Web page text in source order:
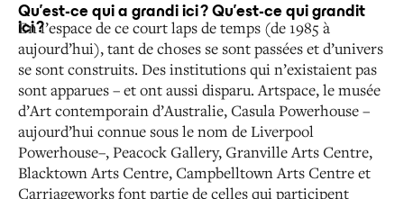
Qu’est-ce qui a grandi ici ? Qu’est-ce qui grandit
ici ?
En l’espace de ce court laps de temps (de 1985 à
aujourd’hui),tant de choses se sont passées et d’univers
se sont construits. Des institutions qui n’existaient pas
sont apparues – et ont aussi disparu. Artspace, le musée
d’Art contemporain d’Australie, Casula Powerhouse –
aujourd’hui connue sous le nom de Liverpool
Powerhouse–, Peacock Gallery, Granville Arts Centre,
Blacktown Arts Centre,CampbelltownArts Centre et
Carriageworks font partie de celles quiparticipent